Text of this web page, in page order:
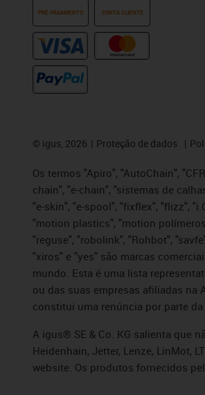
PRÉ-PAGAMENTO CONTA CLIENTE
© igus, 2026 Proteção de dados
Os termos "Apiro", "AutoChain",
chain", "e-chain", "sistemas de
"e-skin", "e-spool", "fixflex", "flizz",
"motion plastics", "motion
"reguse", "robolink", "Rohbot",
"xiros" e "yes" são marcas
mundo. Esta é uma lista
ou das suas empresas afiliadas na
constitui uma renúncia por parte
A igus® SE & Co. KG salienta que
Heidenhain, Jetter, Lenze, LinMot,
website. Os produtos fornecidos